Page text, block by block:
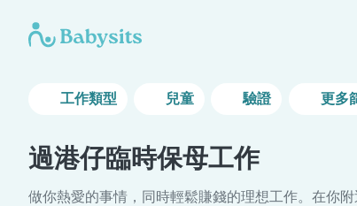
工作類型 兒童 驗證 更多
過港仔臨時保母工作
做你熱愛的事情，同時輕鬆賺錢的理想工作。在你